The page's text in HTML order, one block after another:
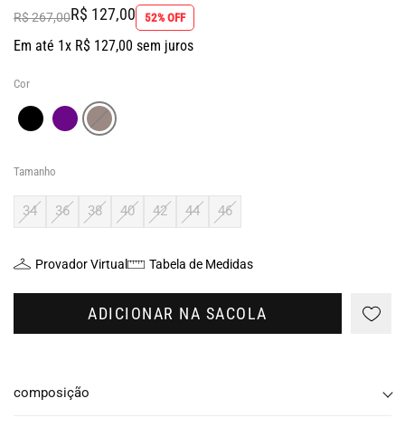
R$ 267,00R$ 127,00 52% OFF
Em até 1x R$ 127,00 sem juros
Cor
Tamanho
34 36 38 40 42 44 46
Provador Virtual Tabela de Medidas
ADICIONAR NA SACOLA
composição